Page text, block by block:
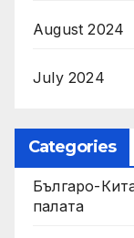
August 2024
July 2024
Categories
Българо-
палaта